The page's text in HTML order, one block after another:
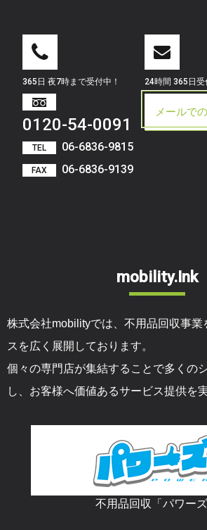
365日 夜7時まで受付中！
0120-54-0091
TEL 06-6836-9815
FAX 06-6836-9139
24時間 365日受
メールで
mobility.Ink
株式会社mobilityでは、不用品回収事業
スを広く展開しております。
個々の専門店が集結することで多くの
し、お客様へ価値あるサービス提供を
不用品回収「パワーズ
最安値価格「保証」を